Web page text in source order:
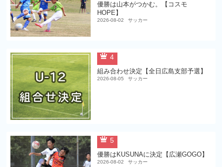
優勝は山本がつかむ。【コスモ
HOPE】
2026-08-02 サッカー
4
組み合わせ決定【全日広島支部予選】
2026-08-05 サッカー
5
優勝はKUSUNAに決定【広瀬GOGO】
2026-08-02 サッカー